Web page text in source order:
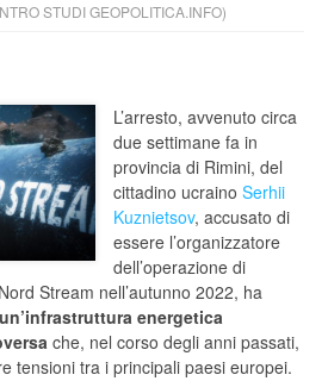
STUDI GEOPOLITICA.INFO)
L’arresto, avvenuto circa
due settimane fa in
provincia di Rimini, del
cittadino ucraino Serhii
Kuznietsov, accusato di
essere l’organizzatore
dell’operazione di
Stream nell’autunno 2022, ha
un’infrastruttura energetica
che, nel corso degli anni passati,
tensioni tra i principali paesi europei.